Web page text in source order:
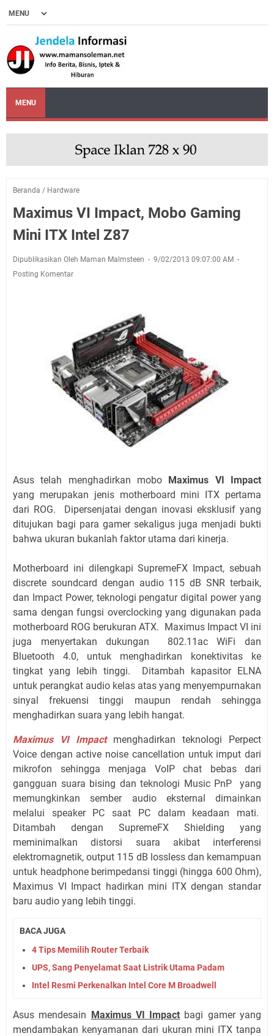
MENU
Beranda / Hardware
Maximus VI Impact, Mobo Gaming
Mini ITX Intel Z87
Dipublikasikan Oleh Maman Malmsteen
9/02/2013 09:07:00 AM
Posting Komentar
Asus telah menghadirkan mobo Maximus VI Impact
yang merupakan jenis motherboard mini ITX pertama
dari ROG. Dipersenjatai dengan inovasi eksklusif yang
ditujukan bagi para gamer sekaligus juga menjadi bukti
bahwa ukuran bukanlah faktor utama dari kinerja.
Motherboard ini dilengkapi SupremeFX Impact, sebuah
discrete soundcard dengan audio 115 dB SNR terbaik,
dan Impact Power, teknologi pengatur digital power yang
sama dengan fungsi overclocking yang digunakan pada
motherboard ROG berukuran ATX. Maximus Impact VI ini
juga menyertakan dukungan 802.11ac WiFi dan
Bluetooth 4.0, untuk menghadirkan konektivitas ke
tingkat yang lebih tinggi. Ditambah kapasitor ELNA
untuk perangkat audio kelas atas yang menyempurnakan
sinyal frekuensi tinggi maupun rendah sehingga
menghadirkan suara yang lebih hangat.
Maximus VI Impactmenghadirkan teknologi Perpect
Voice dengan active noise cancellation untuk imput dari
mikrofon sehingga menjaga VoIP chat bebas dari
gangguan suara bising dan teknologi Music PnP yang
memungkinkan sember audio eksternal dimainkan
melalui speaker PC saat PC dalam keadaan mati.
Ditambah dengan SupremeFX Shielding yang
meminimalkan distorsi suara akibat interferensi
elektromagnetik, output 115 dB lossless dan kemampuan
untuk headphone berimpedansi tinggi (hingga 600 Ohm),
Maximus VI Impact hadirkan mini ITX dengan standar
baru audio yang lebih tinggi.
BACA JUGA
4 Tips Memilih Router Terbaik
UPS, Sang Penyelamat Saat Listrik Utama Padam
Intel Resmi Perkenalkan Intel Core M Broadwell
Asus mendesain Maximus VI Impact bagi gamer yang
mendambakan kenyamanan dari ukuran mini ITX tanpa